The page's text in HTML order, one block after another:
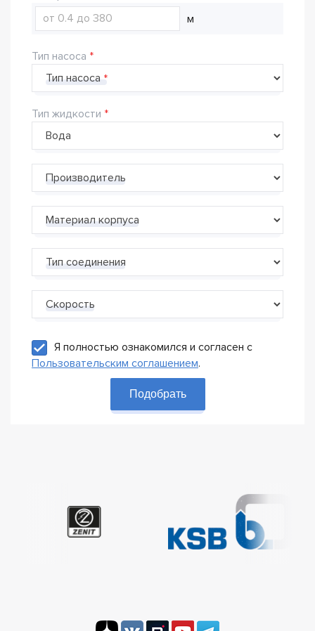
м
Тип насоса
Тип насоса
Тип жидкости
Производитель
Материал корпуса
Тип соединения
Скорость
Я полностью ознакомился и согласен с
Пользовательским соглашением.
Подобрать